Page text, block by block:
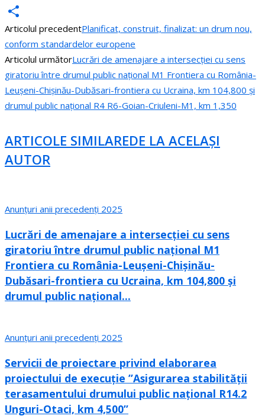
PrintFriendly
Partajează
Articolul precedentPlanificat, construit, finalizat: un drum nou,
conform standardelor europene
Articolul următorLucrări de amenajare a intersecției cu sens
giratoriu între drumul public național M1 Frontiera cu România-
Leușeni-Chișinău-Dubăsari-frontiera cu Ucraina, km 104,800 și
drumul public național R4 R6-Goian-Criuleni-M1, km 1,350
ARTICOLE SIMILAREDE LA ACELAȘI
AUTOR
Anunțuri anii precedenți 2025
Lucrări de amenajare a intersecției cu sens
giratoriu între drumul public național M1
Frontiera cu România-Leușeni-Chișinău-
Dubăsari-frontiera cu Ucraina, km 104,800 și
drumul public național...
Anunțuri anii precedenți 2025
Servicii de proiectare privind elaborarea
proiectului de execuție ”Asigurarea stabilității
terasamentului drumului public național R14.2
Unguri-Otaci, km 4,500”